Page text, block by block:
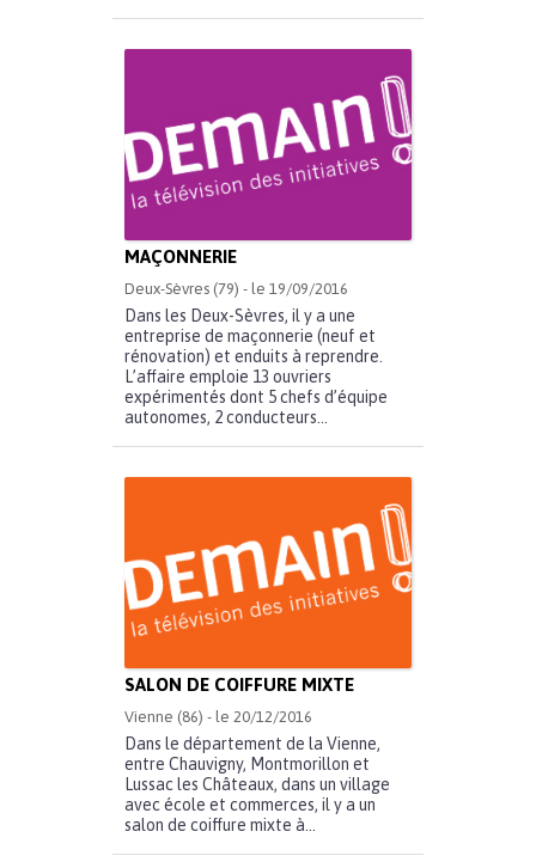
MAÇONNERIE
Deux-Sèvres (79) - le 19/09/2016
Dans les Deux-Sèvres, il y a une
entreprise de maçonnerie (neuf et
rénovation) et enduits à reprendre.
L’affaire emploie 13 ouvriers
expérimentés dont 5 chefs d’équipe
autonomes, 2 conducteurs...
SALON DE COIFFURE MIXTE
Vienne (86) - le 20/12/2016
Dans le département de la Vienne,
entre Chauvigny, Montmorillon et
Lussac les Châteaux, dans un village
avec école et commerces, il y a un
salon de coiffure mixte à...